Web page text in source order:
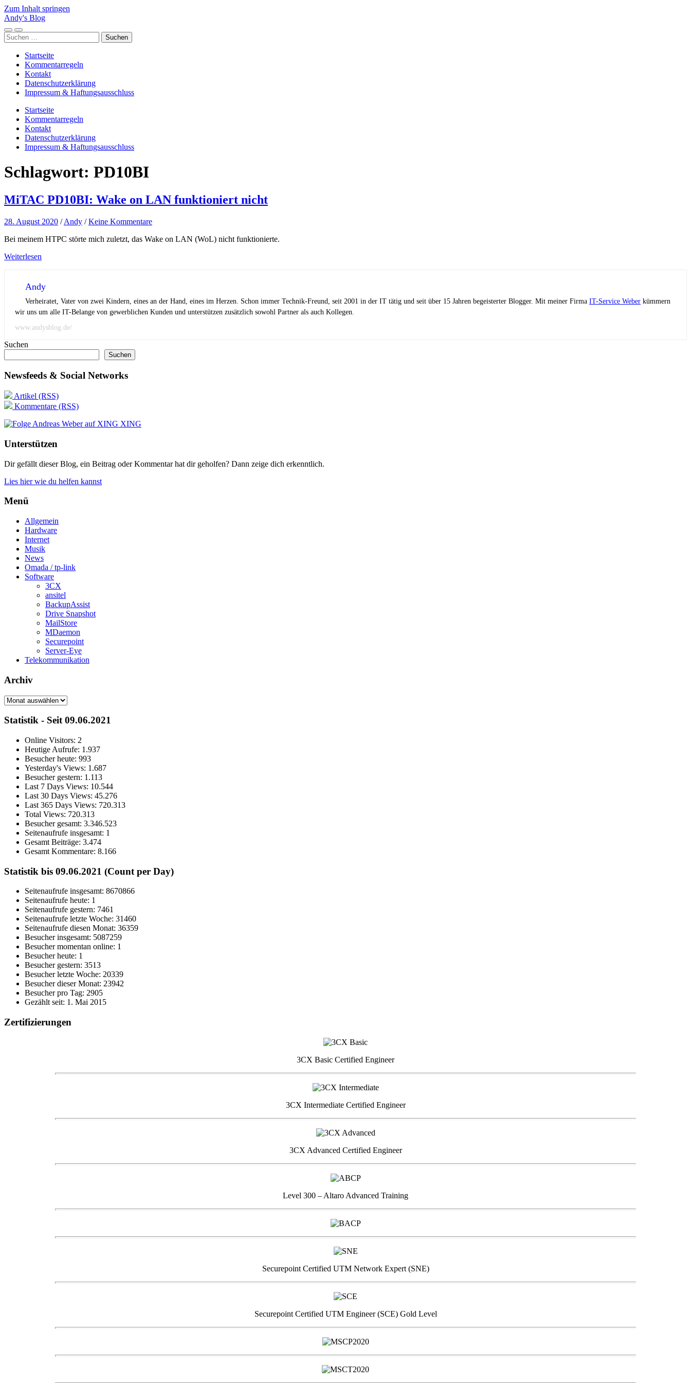
Zum Inhalt springen
Andy's Blog
Mobile-
Menü
Suchfeld
ein-/ausblenden
Suchen
nach:
Startseite
Kommentarregeln
Kontakt
Datenschutzerklärung
Impressum & Haftungsausschluss
Startseite
Kommentarregeln
Kontakt
Datenschutzerklärung
Impressum & Haftungsausschluss
Schlagwort: PD10BI
MiTAC PD10BI: Wake on LAN funktioniert nicht
28. August 2020 /Andy /Keine Kommentare
Bei meinem HTPC störte mich zuletzt, das Wake on LAN (WoL) nicht funktionierte.
Weiterlesen
Andy
Verheiratet, Vater von zwei Kindern, eines an der Hand, eines im Herzen. Schon immer Technik-Freund, seit 2001 in der IT tätig und seit über 15 Jahren begeisterter Blogger. Mit meiner Firma IT-Service Weber kümmern
wir uns um alle IT-Belange von gewerblichen Kunden und unterstützen zusätzlich sowohl Partner als auch Kollegen.
www.andysblog.de/
Suchen
Suchen
Newsfeeds & Social Networks
Artikel (RSS)
Kommentare (RSS)
XING
Unterstützen
Dir gefällt dieser Blog, ein Beitrag oder Kommentar hat dir geholfen? Dann zeige dich erkenntlich.
Lies hier wie du helfen kannst
Menü
Allgemein
Hardware
Internet
Musik
News
Omada / tp-link
Software
3CX
ansitel
BackupAssist
Drive Snapshot
MailStore
MDaemon
Securepoint
Server-Eye
Telekommunikation
Archiv
Archiv
Statistik - Seit 09.06.2021
Online Visitors: 2
Heutige Aufrufe: 1.937
Besucher heute: 993
Yesterday's Views: 1.687
Besucher gestern: 1.113
Last 7 Days Views: 10.544
Last 30 Days Views: 45.276
Last 365 Days Views: 720.313
Total Views: 720.313
Besucher gesamt: 3.346.523
Seitenaufrufe insgesamt: 1
Gesamt Beiträge: 3.474
Gesamt Kommentare: 8.166
Statistik bis 09.06.2021 (Count per Day)
Seitenaufrufe insgesamt: 8670866
Seitenaufrufe heute: 1
Seitenaufrufe gestern: 7461
Seitenaufrufe letzte Woche: 31460
Seitenaufrufe diesen Monat: 36359
Besucher insgesamt: 5087259
Besucher momentan online: 1
Besucher heute: 1
Besucher gestern: 3513
Besucher letzte Woche: 20339
Besucher dieser Monat: 23942
Besucher pro Tag: 2905
Gezählt seit: 1. Mai 2015
Zertifizierungen
3CX Basic Certified Engineer
3CX Intermediate Certified Engineer
3CX Advanced Certified Engineer
Level 300 – Altaro Advanced Training
Securepoint Certified UTM Network Expert (SNE)
Securepoint Certified UTM Engineer (SCE) Gold Level